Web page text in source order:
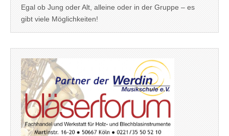
Egal ob Jung oder Alt, alleine oder in der Gruppe – es
gibt viele Möglichkeiten!